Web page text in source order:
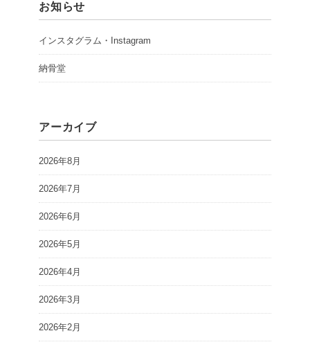
お知らせ
インスタグラム・Instagram
納骨堂
アーカイブ
2026年8月
2026年7月
2026年6月
2026年5月
2026年4月
2026年3月
2026年2月